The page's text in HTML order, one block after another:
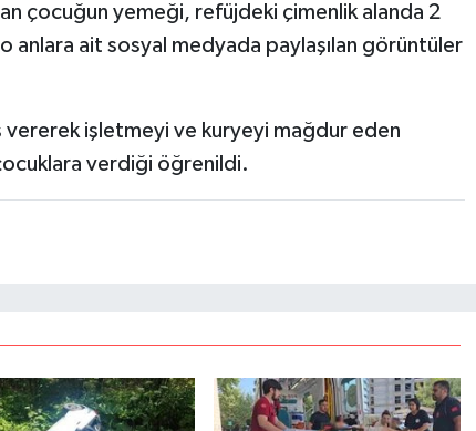
çocuğun yemeği, refüjdeki çimenlik alanda 2
ait sosyal medyada paylaşılan görüntüler
işletmeyi ve kuryeyi mağdur eden
verdiği öğrenildi.